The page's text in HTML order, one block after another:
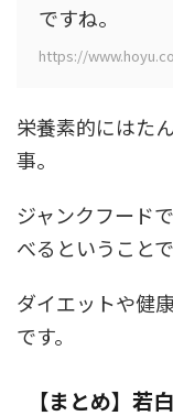
ですね。
https://
栄養素的にはた
事。
ジャンクフード
べるということで
ダイエットや健
です。
【まとめ】若